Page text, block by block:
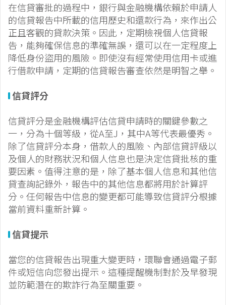
在信貸審批的過程中，銀行與金融機構依賴於申請人
的信貸報告中所載的信用歷史和還款行為，來作出公
正且客觀的貸款決策。因此，定期檢視個人信貸報
告，能夠確保信息的準確無誤，還可以在一定程度上
降低身份盜用的風險。即使沒有經常使用信用卡或進
行借款申請，定期的信貸報告審查依然是明智之舉。
信貸評分
信貸評分是金融機構評估信貸申請時的關鍵參數之
一，分為十個等級，從A至J，其中A等代表最優秀。
除了信貸評分本身，借款人的風險、內部信貸評級以
及個人的財務狀況和個人信息也是決定信貸批核的重
要因素。值得注意的是，除了基本個人信息和其他信
貸查詢記錄外，報告中的其他信息都將用於計算評
分。任何報告中信息的變更都可能導致信貸評分根據
當前資料重新計算。
信貸提示
當您的信貸報告出現重大變更時，環聯會通過電子郵
件或短信向您發出提示。這種提醒機制對於及早發現
並防範潛在的欺詐行為至關重要。